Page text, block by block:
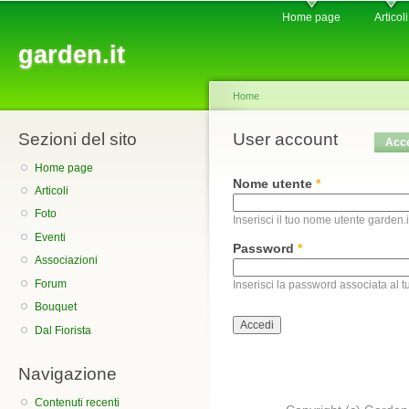
garden.it
Home page Articoli
Sezioni del sito
Home page
Articoli
Foto
Eventi
Associazioni
Forum
Bouquet
Dal Fiorista
Navigazione
Contenuti recenti
You are here
Home
User account
Primary tabs
Nome utente *
Inserisci il tuo nome utente
Password *
Inserisci la password associata al